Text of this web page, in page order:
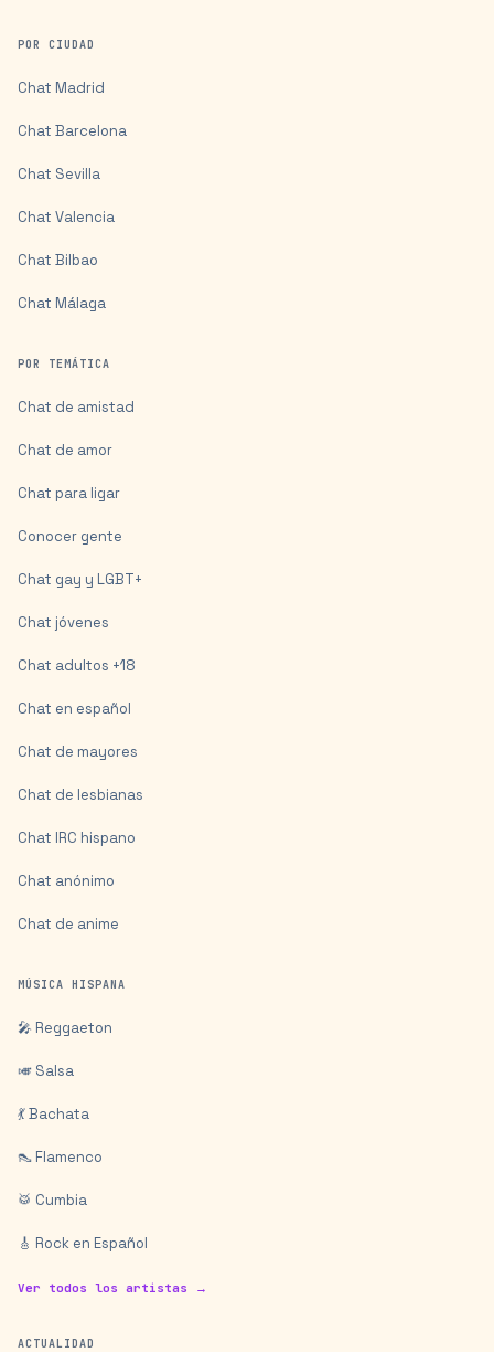
POR CIUDAD
Chat Madrid
Chat Barcelona
Chat Sevilla
Chat Valencia
Chat Bilbao
Chat Málaga
POR TEMÁTICA
Chat de amistad
Chat de amor
Chat para ligar
Conocer gente
Chat gay y LGBT+
Chat jóvenes
Chat adultos +18
Chat en español
Chat de mayores
Chat de lesbianas
Chat IRC hispano
Chat anónimo
Chat de anime
MÚSICA HISPANA
🎤 Reggaeton
🎺 Salsa
💃 Bachata
👠 Flamenco
🥁 Cumbia
🎸 Rock en Español
Ver todos los artistas →
ACTUALIDAD